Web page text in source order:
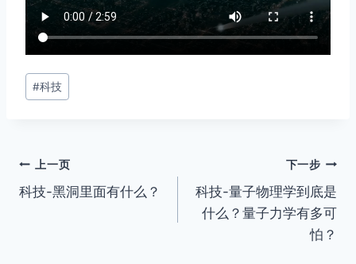
文
章
#科技
文
章
上一页
科技-黑洞里面有什么？
下一步
科技-量子物理学到底是
什么？量子力学有多可
怕？